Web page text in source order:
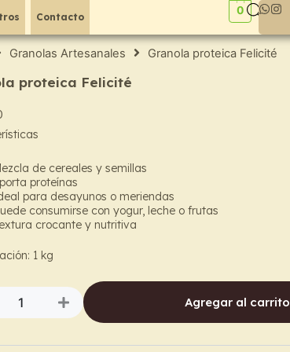
Contacto
0
Granolas Artesanales Granola proteica Felicité
proteica Felicité
de cereales y semillas
proteínas
para desayunos o meriendas
consumirse con yogur, leche o frutas
crocante y nutritiva
1 kg
proteica
Agregar al carrito